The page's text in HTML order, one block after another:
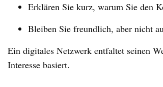
Erklären Sie kurz, warum Sie den
Bleiben Sie freundlich, aber nicht
Ein digitales Netzwerk entfaltet seinen
Interesse basiert.